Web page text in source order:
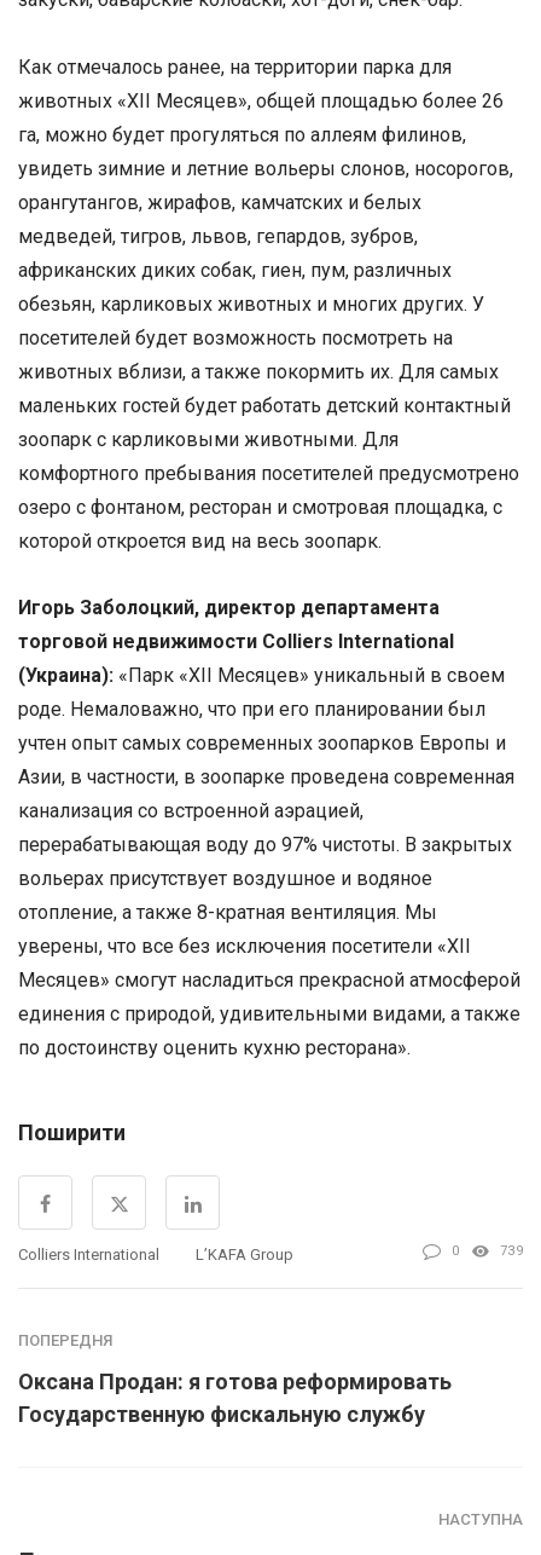
Как отмечалось ранее, на территории парка для
животных «ХII Месяцев», общей площадью более 26
га, можно будет прогуляться по аллеям филинов,
увидеть зимние и летние вольеры слонов, носорогов,
орангутангов, жирафов, камчатских и белых
медведей, тигров, львов, гепардов, зубров,
африканских диких собак, гиен, пум, различных
обезьян, карликовых животных и многих других. У
посетителей будет возможность посмотреть на
животных вблизи, а также покормить их. Для самых
маленьких гостей будет работать детский контактный
зоопарк с карликовыми животными. Для
комфортного пребывания посетителей предусмотрено
озеро с фонтаном, ресторан и смотровая площадка, с
которой откроется вид на весь зоопарк.
Игорь Заболоцкий, директор департамента
торговой недвижимости Colliers International
(Украина): «Парк «ХII Месяцев» уникальный в своем
роде. Немаловажно, что при его планировании был
учтен опыт самых современных зоопарков Европы и
Азии, в частности, в зоопарке проведена современная
канализация со встроенной аэрацией,
перерабатывающая воду до 97% чистоты. В закрытых
вольерах присутствует воздушное и водяное
отопление, а также 8-кратная вентиляция. Мы
уверены, что все без исключения посетители «ХII
Месяцев» смогут насладиться прекрасной атмосферой
единения с природой, удивительными видами, а также
по достоинству оценить кухню ресторана».
Поширити
Colliers International L’KAFA Group 0 739
ПОПЕРЕДНЯ
Оксана Продан: я готова реформировать
Государственную фискальную службу
НАСТУПНА